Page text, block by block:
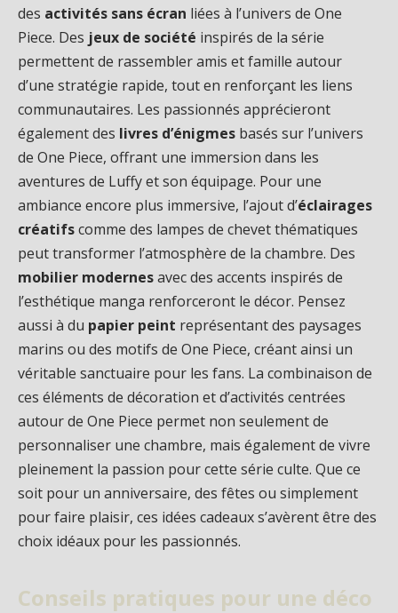
des activités sans écran liées à l’univers de One
Piece. Des jeux de société inspirés de la série
permettent de rassembler amis et famille autour
d’une stratégie rapide, tout en renforçant les liens
communautaires. Les passionnés apprécieront
également des livres d’énigmes basés sur l’univers
de One Piece, offrant une immersion dans les
aventures de Luffy et son équipage. Pour une
ambiance encore plus immersive, l’ajout d’éclairages
créatifscomme des lampes de chevet thématiques
peut transformer l’atmosphère de la chambre. Des
mobilier modernesavec des accents inspirés de
l’esthétique manga renforceront le décor. Pensez
aussi à du papier peint représentant des paysages
marins ou des motifs de One Piece, créant ainsi un
véritable sanctuaire pour les fans. La combinaison de
ces éléments de décoration et d’activités centrées
autour de One Piece permet non seulement de
personnaliser une chambre, mais également de vivre
pleinement la passion pour cette série culte. Que ce
soit pour un anniversaire, des fêtes ou simplement
pour faire plaisir, ces idées cadeaux s’avèrent être des
choix idéaux pour les passionnés.
Conseils pratiques pour une déco